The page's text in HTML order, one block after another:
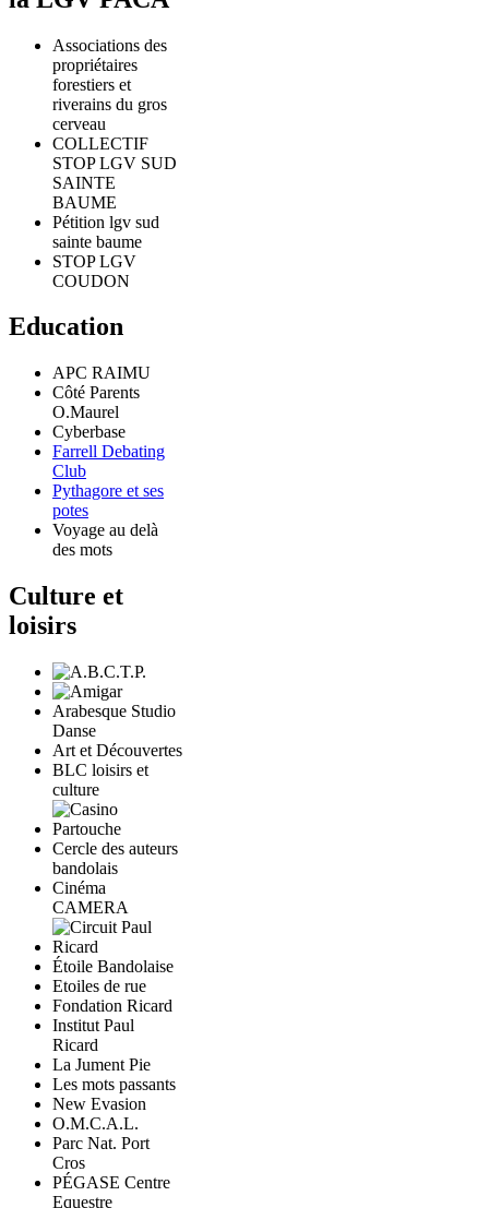
Associations des
propriétaires
forestiers et
riverains du gros
cerveau
COLLECTIF
STOP LGV SUD
SAINTE
BAUME
Pétition lgv sud
sainte baume
STOP LGV
COUDON
Education
APC RAIMU
Côté Parents
O.Maurel
Cyberbase
Farrell Debating
Club
Pythagore et ses
potes
Voyage au delà
des mots
Culture et
loisirs
Arabesque Studio
Danse
Art et Découvertes
BLC loisirs et
culture
Cercle des auteurs
bandolais
Cinéma
CAMERA
Étoile Bandolaise
Etoiles de rue
Fondation Ricard
Institut Paul
Ricard
La Jument Pie
Les mots passants
New Evasion
O.M.C.A.L.
Parc Nat. Port
Cros
PÉGASE Centre
Equestre